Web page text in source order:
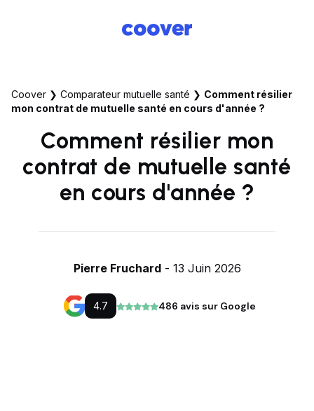
Coover ❯ Comparateur mutuelle santé ❯ Comment résilier
mon contrat de mutuelle santé en cours d'année ?
Comment résilier mon
contrat de mutuelle santé
en cours d'année ?
Pierre Fruchard- 13 Juin 2026
4.7 486 avis sur Google